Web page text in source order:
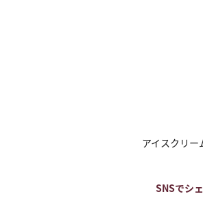
アイスクリー
SNSでシ